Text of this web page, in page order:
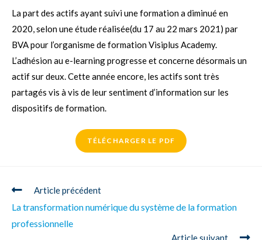
La part des actifs ayant suivi une formation a diminué en
2020, selon une étude réalisée(du 17 au 22 mars 2021) par
BVA pour l’organisme de formation Visiplus Academy.
L’adhésion au e-learning progresse et concerne désormais un
actif sur deux. Cette année encore, les actifs sont très
partagés vis à vis de leur sentiment d’information sur les
dispositifs de formation.
TÉLÉCHARGER LE PDF
Article précédent
La transformation numérique du système de la formation
professionnelle
Article suivant